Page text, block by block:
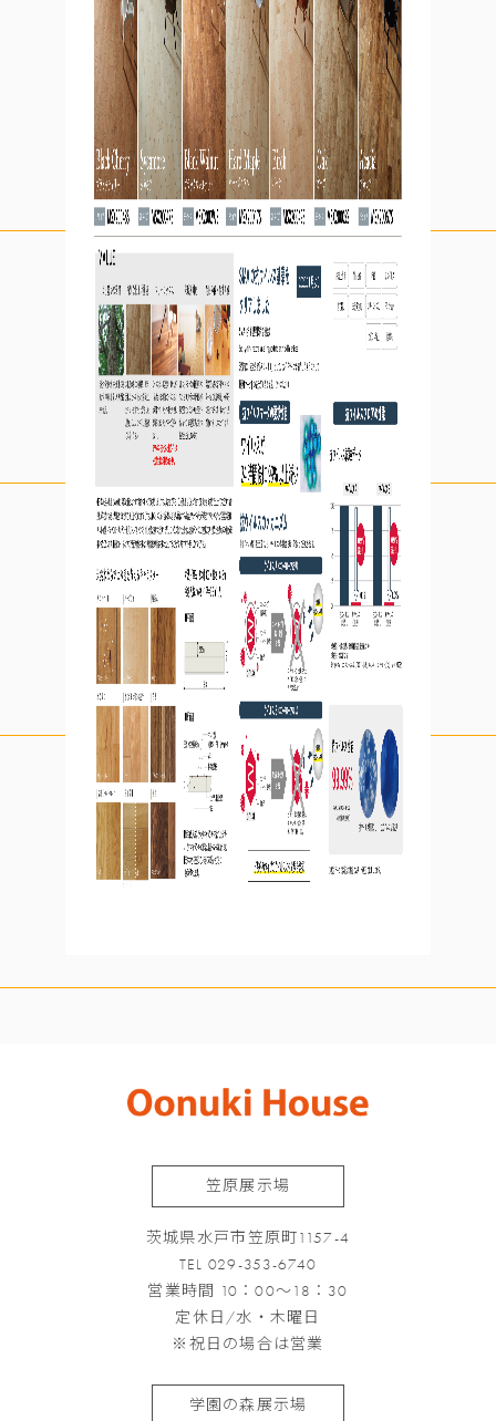
笠原展示場
茨城県水戸市笠原町1157-4
TEL 029-353-6740
営業時間 10：00～18：30
定休日/水・木曜日
※祝日の場合は営業
学園の森展示場